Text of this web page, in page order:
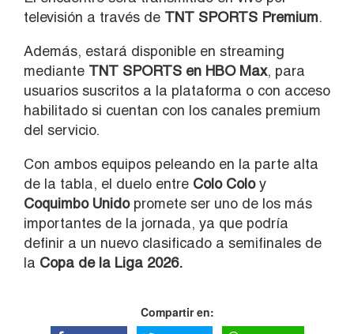
televisión a través de TNT SPORTS Premium.
Además, estará disponible en streaming
mediante TNT SPORTS en HBO Max, para
usuarios suscritos a la plataforma o con acceso
habilitado si cuentan con los canales premium
del servicio.
Con ambos equipos peleando en la parte alta
de la tabla, el duelo entre Colo Coloy
Coquimbo Unidopromete ser uno de los más
importantes de la jornada, ya que podría
definir a un nuevo clasificado a semifinales de
la Copa de la Liga 2026.
Compartir en: